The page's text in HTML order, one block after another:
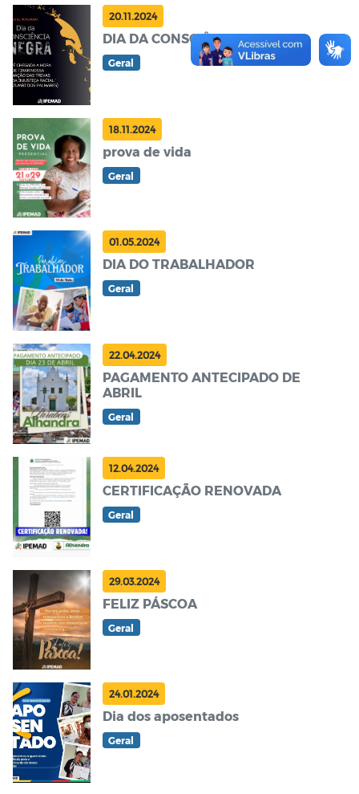
20.11.2024
DIA DA CONSCIÊNCIA NEGRA
Geral
18.11.2024
prova de vida
Geral
01.05.2024
DIA DO TRABALHADOR
Geral
22.04.2024
PAGAMENTO ANTECIPADO DE
ABRIL
Geral
12.04.2024
CERTIFICAÇÃO RENOVADA
Geral
29.03.2024
FELIZ PÁSCOA
Geral
24.01.2024
Dia dos aposentados
Geral